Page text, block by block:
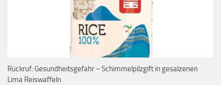
Rückruf: Gesundheitsgefahr – Schimmelpilzgift in gesalzenen
Lima Reiswaffeln